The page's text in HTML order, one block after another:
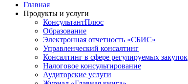
Главная
Продукты и услуги
КонсультантПлюс
Образование
Электронная отчетность «СБИС»
Управленческий консалтинг
Консалтинг в сфере регулируемых закупок
Налоговое консультирование
Аудиторские услуги